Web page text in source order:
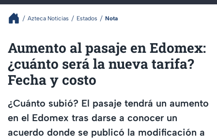
Azteca Noticias Estados Nota
Aumento al pasaje en Edomex:
¿cuánto será la nueva tarifa?
Fecha y costo
¿Cuánto subió? El pasaje tendrá un aumento
en el Edomex tras darse a conocer un
acuerdo donde se publicó la modificación a